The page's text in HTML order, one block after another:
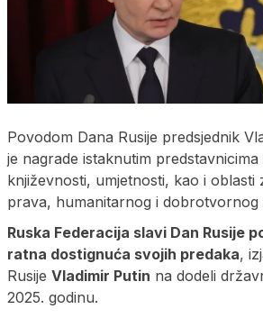
Povodom Dana Rusije predsjednik
je nagrade istaknutim
književnosti, umjetnosti, kao i oblasti
prava, humanitarnog i dobrotvornog
Ruska Federacija slavi Dan Rusije
ratna dostignuća svojih predaka,
Rusije Vladimir Putin na dodeli
2025. godinu.